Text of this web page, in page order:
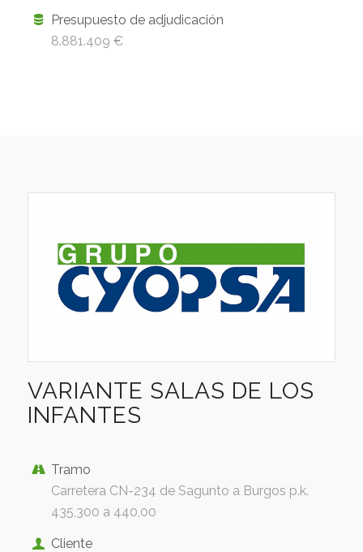
Presupuesto de adjudicación
8.881.409 €
VARIANTE SALAS DE LOS
INFANTES
Tramo
Carretera CN-234 de Sagunto a Burgos p.k.
435,300 a 440,00
Cliente